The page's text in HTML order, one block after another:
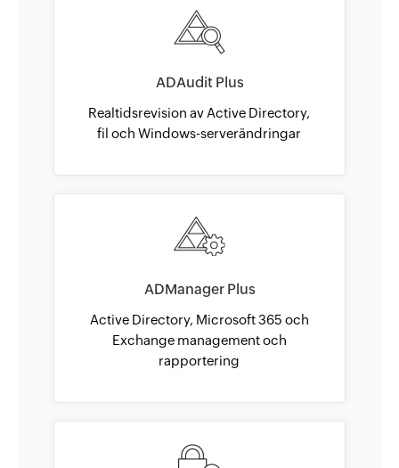
ADAudit Plus
Realtidsrevision av Active Directory,
fil och Windows-serverändringar
ADManager Plus
Active Directory, Microsoft 365 och
Exchange management och
rapportering